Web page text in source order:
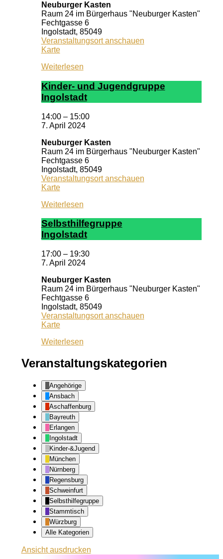
Neuburger Kasten
Raum 24 im Bürgerhaus "Neuburger Kasten"
Fechtgasse 6
Ingolstadt, 85049
Veranstaltungsort anschauen
KarteNeuburger
Weiterlesen
Kin­der- und Ju­gend­grup­pe
In­gol­stadt
14:00 – 15:00
7. April 2024
Neuburger Kasten
Raum 24 im Bürgerhaus "Neuburger Kasten"
Fechtgasse 6
Ingolstadt, 85049
Veranstaltungsort anschauen
KarteNeuburger
Weiterlesen
Selbst­hil­fe­grup­pe
In­gol­stadt
17:00 – 19:30
7. April 2024
Neuburger Kasten
Raum 24 im Bürgerhaus "Neuburger Kasten"
Fechtgasse 6
Ingolstadt, 85049
Veranstaltungsort anschauen
KarteNeuburger
Weiterlesen
Veranstaltungskategorien
Angehörige
Ansbach
Aschaffenburg
Bayreuth
Erlangen
Ingolstadt
Kinder-&Jugend
München
Nürnberg
Regensburg
Schweinfurt
Selbsthilfegruppe
Stammtisch
Würzburg
Alle Kategorien
Ansichtausdrucken